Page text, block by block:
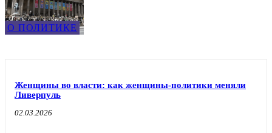
О ПОЛИТИКЕ
Женщины во власти: как женщины-политики меняли
Ливерпуль
02.03.2026